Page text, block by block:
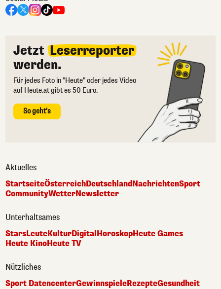
Jetzt Leserreporter
werden.
Für jedes Foto in "Heute" oder jedes Video
auf Heute.at gibt es 50 Euro.
So geht's
Aktuelles
StartseiteÖsterreichDeutschlandNachrichtenSport
CommunityWetterNewsletter
Unterhaltsames
StarsLeuteKulturDigital HoroskopHeute Games
Heute KinoHeute TV
Nützliches
Sport DatencenterGewinnspieleRezepteGesundheit